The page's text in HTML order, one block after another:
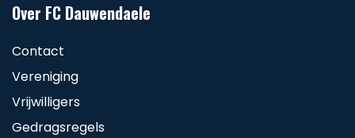
Over FC Dauwendaele
Contact
Vereniging
Vrijwilligers
Gedragsregels